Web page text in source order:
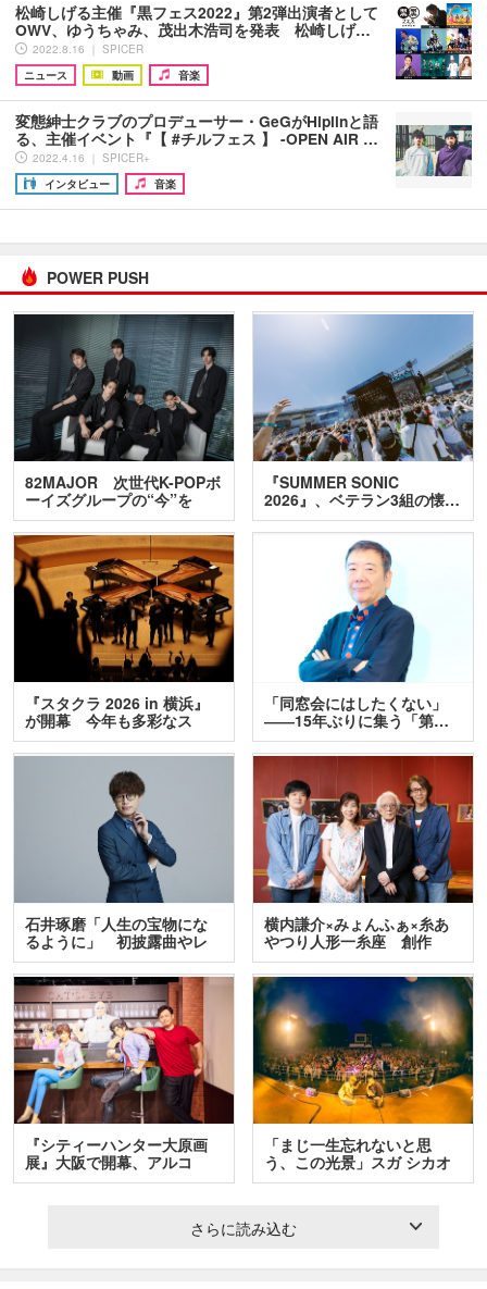
松崎しげる主催『黒フェス2022』第2弾出演者として
OWV、ゆうちゃみ、茂出木浩司を発表 松崎しげ…
2022.8.16 ｜ SPICER
ニュース
動画 音楽
変態紳士クラブのプロデューサー・GeGがHiplinと語
る、主催イベント『【 #チルフェス 】 -OPEN AIR …
2022.4.16 ｜ SPICER+
インタビュー
音楽
POWER PUSH
82MAJOR 次世代K-POPボ
ーイズグループの“今”を
訊…
『SUMMER SONIC
2026』、ベテラン3組の懐…
『スタクラ 2026 in 横浜』
が開幕 今年も多彩なス
テ…
「同窓会にはしたくない」
――15年ぶりに集う「第…
石井琢磨「人生の宝物にな
るように」 初披露曲やレ
ア…
横内謙介×みょんふぁ×糸あ
やつり人形一糸座 創作
人…
『シティーハンター大原画
展』大阪で開幕、アルコ
＆…
「まじ一生忘れないと思
う、この光景」スガ シカオ
と…
さらに読み込む